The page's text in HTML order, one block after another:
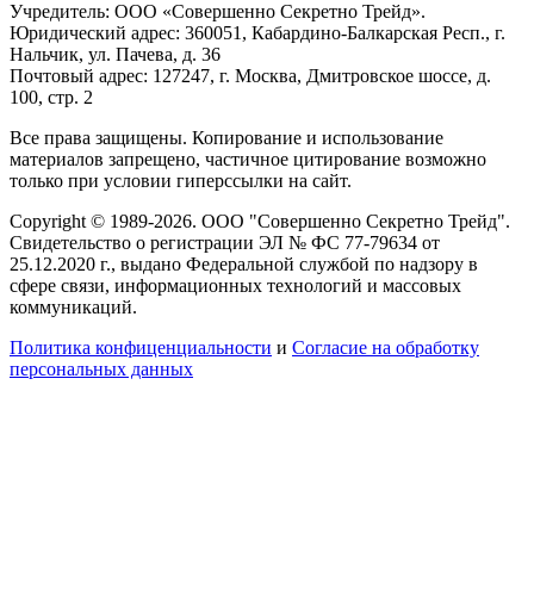
Учредитель: ООО «Совершенно Секретно Трейд».
Юридический адрес: 360051, Кабардино-Балкарская Респ., г.
Нальчик, ул. Пачева, д. 36
Почтовый адрес: 127247, г. Москва, Дмитровское шоссе, д.
100, стр. 2
Все права защищены. Копирование и использование
материалов запрещено, частичное цитирование возможно
только при условии гиперссылки на сайт.
Copyright © 1989-2026. ООО "Совершенно Секретно Трейд".
Свидетельство о регистрации ЭЛ № ФС 77-79634 от
25.12.2020 г., выдано Федеральной службой по надзору в
сфере связи, информационных технологий и массовых
коммуникаций.
Политика конфиценциальности и Согласие на обработку
персональных данных